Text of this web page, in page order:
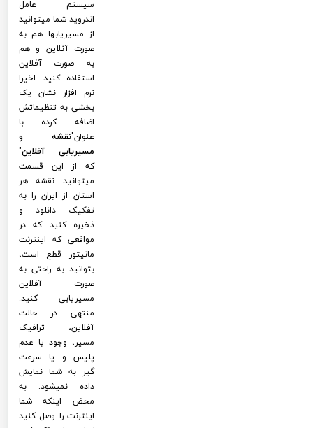
سیستم عامل
اندروید شما میتوانید
از مسیریابها هم به
صورت آنلاین و هم
به صورت آفلاین
استفاده کنید. اخیرا
نرم افزار نشان یک
بخشی به تنظیماتش
اضافه کرده با
عنوان"نقشه و
مسیریابی آفلاین"
که از این قسمت
میتوانید نقشه هر
استان از ایران را به
تفکیک دانلود و
ذخیره کنید که در
مواقعی که اینترنت
مانیتور قطع است،
بتوانید به راحتی به
صورت آفلاین
مسیریابی کنید.
منتهی در حالت
آفلاین، ترافیک
مسیر، وجود یا عدم
پلیس و یا سرعت
گیر به شما نمایش
داده نمیشود. به
محض اینکه شما
اینترنت را وصل کنید